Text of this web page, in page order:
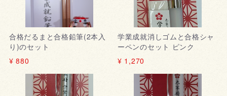
合格だるまと合格鉛筆(2本入
り)のセット
¥ 880
学業成就消しゴムと合格シャ
ーペンのセット ピンク
¥ 1,270